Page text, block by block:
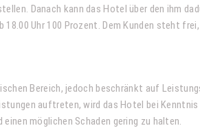
Danach kann das Hotel über den ihm
Uhr 100 Prozent. Dem Kunden steht
Bereich, jedoch beschränkt auf
auftreten, wird das Hotel bei
möglichen Schaden gering zu halten.